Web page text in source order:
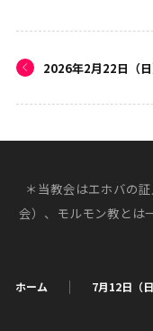
2026年2月22日（
＊当教会はエホバの
会）、モルモン教とは
ホーム 7月12日（